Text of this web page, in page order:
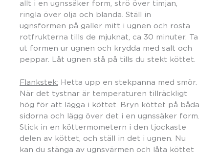
allt i en ugnssäker form, strö över timjan,
ringla över olja och blanda. Ställ in
ugnsformen på galler mitt i ugnen och rosta
rotfrukterna tills de mjuknat, ca 30 minuter. Ta
ut formen ur ugnen och krydda med salt och
peppar. Låt ugnen stå på tills du stekt köttet.
Flankstek: Hetta upp en stekpanna med smör.
När det tystnar är temperaturen tillräckligt
hög för att lägga i köttet. Bryn köttet på båda
sidorna och lägg över det i en ugnssäker form.
Stick in en köttermometern i den tjockaste
delen av köttet, och ställ in det i ugnen. Nu
kan du stänga av ugnsvärmen och låta köttet